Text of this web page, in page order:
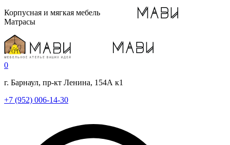
Корпусная и мягкая мебель
Матрасы
0
г. Барнаул, пр-кт Ленина, 154А к1
+7 (952) 006-14-30